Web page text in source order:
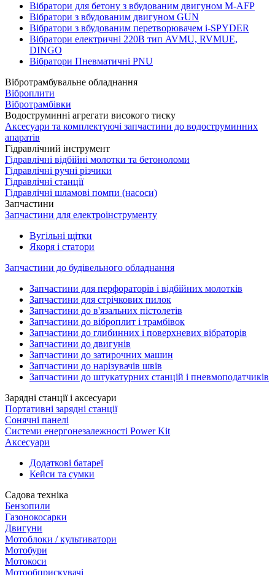
Вібратори для бетону з вбудованим двигуном M-AFP
Вібратори з вбудованим двигуном GUN
Вібратори з вбудованим перетворювачем i-SPYDER
Вібратори електричні 220B тип AVMU, RVMUE,
DINGO
Вібратори Пневматичні PNU
Вібротрамбувальне обладнання
Віброплити
Вібротрамбівки
Водоструминні агрегати високого тиску
Аксесуари та комплектуючі запчастини до водоструминних
апаратів
Гідравлічний інструмент
Гідравлічні відбійні молотки та бетоноломи
Гідравлічні ручні різчики
Гідравлічні станції
Гідравлічні шламові помпи (насоси)
Запчастини
Запчастини для електроінструменту
Вугільні щітки
Якоря і статори
Запчастини до будівельного обладнання
Запчастини для перфораторів і відбійних молотків
Запчастини для стрічкових пилок
Запчастини до в'язальних пістолетів
Запчастини до віброплит і трамбівок
Запчастини до глибинних і поверхневих вібраторів
Запчастини до двигунів
Запчастини до затирочних машин
Запчастини до нарізувачів швів
Запчастини до штукатурних станцій і пневмоподатчиків
Зарядні станції і аксесуари
Портативні зарядні станції
Сонячні панелі
Системи енергонезалежності Power Kit
Аксесуари
Додаткові батареї
Кейси та сумки
Садова техніка
Бензопили
Газонокосарки
Двигуни
Мотоблоки / культиватори
Мотобури
Мотокоси
Мотообприскувачі